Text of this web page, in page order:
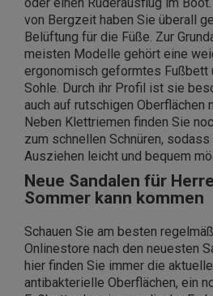
von Bergzeit haben Sie überall
Belüftung für die Füße. Zur
meisten Modelle gehört eine
ergonomisch geformtes Fußbett
Sohle. Durch ihr Profil ist sie
auch auf rutschigen Oberflächen
Neben Klettriemen finden Sie
zum schnellen Schnüren, sodass
Ausziehen leicht und bequem
Neue Sandalen für
Sommer kann kommen
Schauen Sie am besten
Onlinestore nach den neuesten
hier finden Sie immer die
antibakterielle Oberflächen, ein